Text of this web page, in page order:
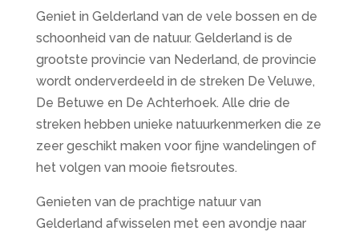
Geniet in Gelderland van de vele bossen en de
schoonheid van de natuur. Gelderland is de
grootste provincie van Nederland, de provincie
wordt onderverdeeld in de streken De Veluwe,
De Betuwe en De Achterhoek. Alle drie de
streken hebben unieke natuurkenmerken die ze
zeer geschikt maken voor fijne wandelingen of
het volgen van mooie fietsroutes.
Genieten van de prachtige natuur van
Gelderland afwisselen met een avondje naar